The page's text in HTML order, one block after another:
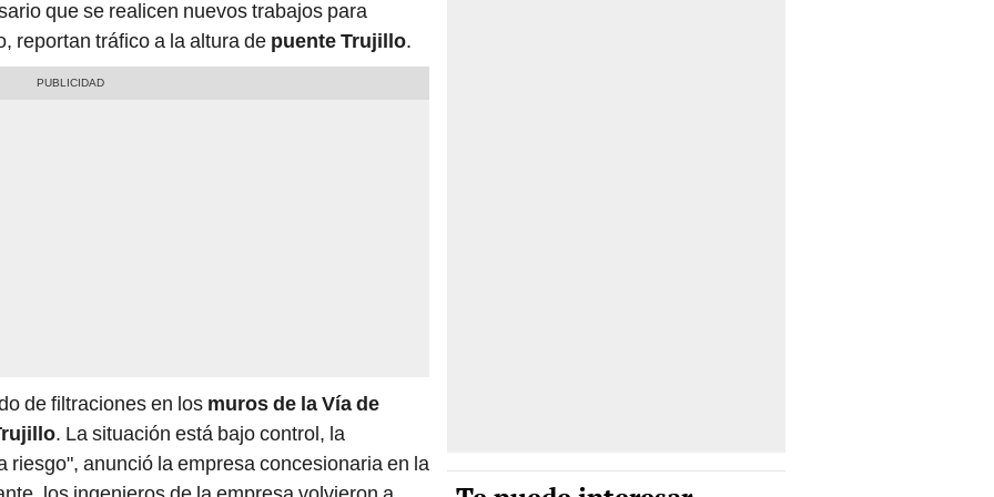
que se realicen nuevos trabajos para
reportan tráfico a la altura de puente Trujillo.
de filtraciones en los muros de la Vía de
. La situación está bajo control, la
riesgo", anunció la empresa concesionaria en la